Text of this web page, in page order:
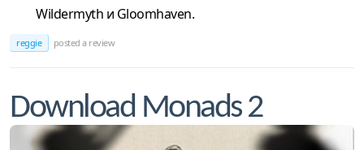
Wildermyth и Gloomhaven.
reggie posted a review
Download Monads 2